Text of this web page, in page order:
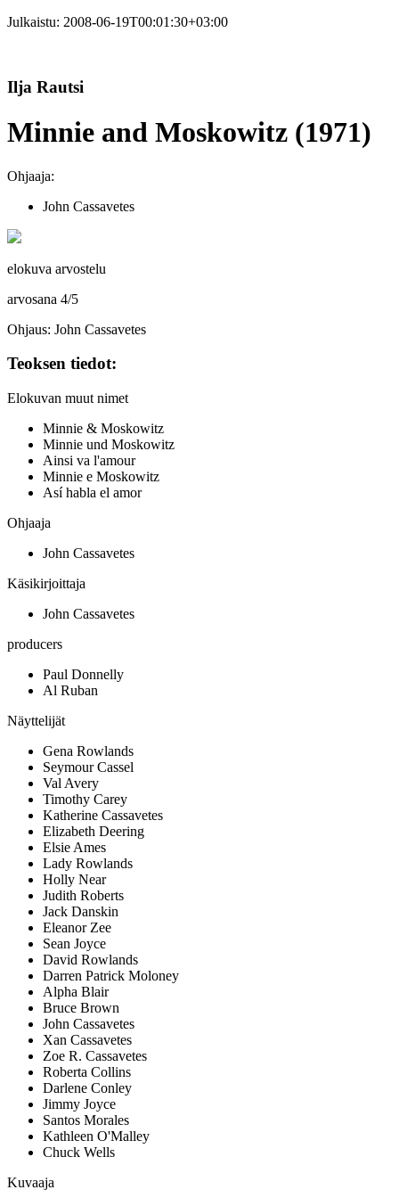
Julkaistu: 2008-06-19T00:01:30+03:00
Ilja Rautsi
Minnie and Moskowitz (1971)
Ohjaaja:
John Cassavetes
elokuva arvostelu
arvosana 4/5
Ohjaus: John Cassavetes
Teoksen tiedot:
Elokuvan muut nimet
Minnie & Moskowitz
Minnie und Moskowitz
Ainsi va l'amour
Minnie e Moskowitz
Así habla el amor
Ohjaaja
John Cassavetes
Käsikirjoittaja
John Cassavetes
producers
Paul Donnelly
Al Ruban
Näyttelijät
Gena Rowlands
Seymour Cassel
Val Avery
Timothy Carey
Katherine Cassavetes
Elizabeth Deering
Elsie Ames
Lady Rowlands
Holly Near
Judith Roberts
Jack Danskin
Eleanor Zee
Sean Joyce
David Rowlands
Darren Patrick Moloney
Alpha Blair
Bruce Brown
John Cassavetes
Xan Cassavetes
Zoe R. Cassavetes
Roberta Collins
Darlene Conley
Jimmy Joyce
Santos Morales
Kathleen O'Malley
Chuck Wells
Kuvaaja